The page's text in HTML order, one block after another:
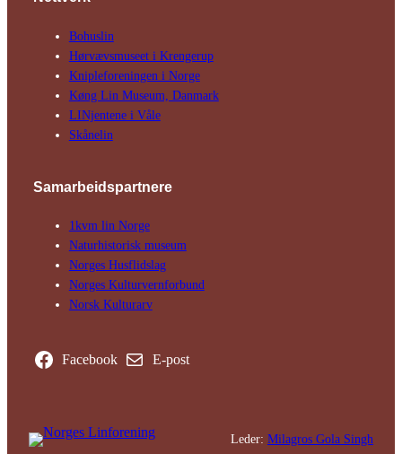
Bohuslin
Hørvævs­museet i Krengerup
Kniple­foreningen i Norge
Køng Lin Museum, Danmark
LINjentene i Våle
Skånelin
Samarbeids­partnere
1kvm lin Norge
Natur­his­torisk­ museum
Norges Husflids­lag
Norges Kultur­vern­forbund
Norsk Kulturarv
Facebook E-post
Leder: Milagros Gola Singh